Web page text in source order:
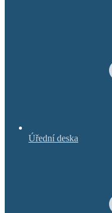
Úřední deska